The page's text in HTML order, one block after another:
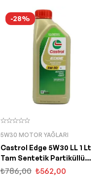
-28%
5W30 MOTOR YAĞLARI
Castrol Edge 5W30 LL 1 Lt
Tam Sentetik Partiküllü
Motor Yağı
₺786,00 ₺562,00